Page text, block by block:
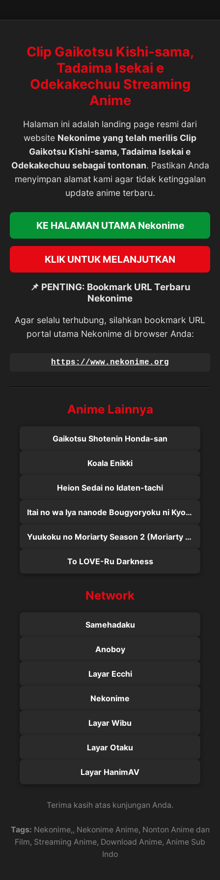
Clip Gaikotsu Kishi-sama,
Tadaima Isekai e
Odekakechuu Streaming
Anime
Halaman ini adalah landing page resmi dari
website Nekonime yang telah merilis Clip
Gaikotsu Kishi-sama, Tadaima Isekai e
Odekakechuu sebagai tontonan. Pastikan Anda
menyimpan alamat kami agar tidak ketinggalan
update anime terbaru.
KE HALAMAN UTAMA Nekonime
KLIK UNTUK MELANJUTKAN
📌 PENTING: Bookmark URL Terbaru
Nekonime
Agar selalu terhubung, silahkan bookmark URL
portal utama Nekonime di browser Anda:
https://www.nekonime.org
Anime Lainnya
Gaikotsu Shotenin Honda-san
Koala Enikki
Heion Sedai no Idaten-tachi
Itai no wa Iya nanode Bougyoryoku ni Kyokufuri Shitai to Omoimasu. Season 2
Yuukoku no Moriarty Season 2 (Moriarty The Patriot)
To LOVE-Ru Darkness
Network
Samehadaku
Anoboy
Layar Ecchi
Nekonime
Layar Wibu
Layar Otaku
Layar HanimAV
Terima kasih atas kunjungan Anda.
Tags: Nekonime,, Nekonime Anime, Nonton Anime dan
Film, Streaming Anime, Download Anime, Anime Sub
Indo